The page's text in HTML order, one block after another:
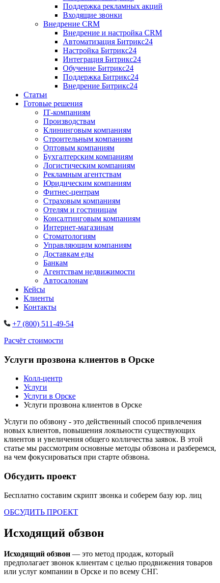
Поддержка рекламных акций
Входящие звонки
Внедрение CRM
Внедрение и настройка CRM
Автоматизация Битрикс24
Настройка Битрикс24
Интеграция Битрикс24
Обучение Битрикс24
Поддержка Битрикс24
Внедрение Битрикс24
Статьи
Готовые решения
IT‑компаниям
Производствам
Клининговым компаниям
Строительным компаниям
Оптовым компаниям
Бухгалтерским компаниям
Логистическим компаниям
Рекламным агентствам
Юридическим компаниям
Фитнес-центрам
Страховым компаниям
Отелям и гостиницам
Консалтинговым компаниям
Интернет-магазинам
Стоматологиям
Управляющим компаниям
Доставкам еды
Банкам
Агентствам недвижимости
Автосалонам
Кейсы
Клиенты
Контакты
+7 (800) 511-49-54
Расчёт стоимости
Услуги прозвона клиентов в Орске
Колл-центр
Услуги
Услуги в Орске
Услуги прозвона клиентов в Орске
Услуги по обзвону - это действенный способ привлечения
новых клиентов, повышения лояльности существующих
клиентов и увеличения общего колличества заявок. В этой
статье мы рассмотрим основные методы обзвона и разберемся,
на чем фокусироваться при старте обзвона.
Обсудить проект
Бесплатно составим скрипт звонка и соберем базу юр. лиц
ОБСУДИТЬ ПРОЕКТ
Исходящий обзвон
Исходящий обзвон — это метод продаж, который
предполагает звонок клиентам с целью продвижения товаров
или услуг компании в Орске и по всему СНГ.